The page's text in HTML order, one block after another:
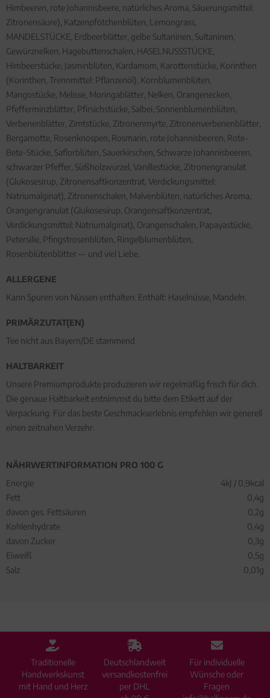
Himbeeren, rote Johannisbeere, natürliches Aroma, Säuerungsmittel:
Zitronensäure), Katzenpfötchenblüten, Lemongrass,
MANDELSTÜCKE, Erdbeerblätter, gelbe Sultaninen, Sultaninen,
Gewürznelken, Hagebuttenschalen, HASELNUSSSTÜCKE,
Himbeerstücke, Jasminblüten, Kardamom, Karottenstücke, Korinthen
(Korinthen, Trennmittel: Pflanzenöl), Kornblumenblüten,
Mangostücke, Melisse, Moringablätter, Nelken, Orangenecken,
Pfefferminzblätter, Pfirsichstücke, Salbei, Sonnenblumenblüten,
Verbenenblätter, Zimtstücke, Zitronenmyrte, Zitronenverbenenblätter,
Bergamotte, Rosenknospen, Rosmarin, rote Johannisbeeren, Rote-
Bete-Stücke, Saflorblüten, Sauerkirschen, Schwarze Johannisbeeren,
schwarzer Pfeffer, Süßholzwurzel, Vanillestücke, Zitronengranulat
(Glukosesirup, Zitronensaftkonzentrat, Verdickungsmittel:
Natriumalginat), Zitronenschalen, Malvenblüten, natürliches Aroma,
Orangengranulat (Glukosesirup, Orangensaftkonzentrat,
Verdickungsmittel: Natriumalginat), Orangenschalen, Papayastücke,
Petersilie, Pfingstrosenblüten, Ringelblumenblüten,
Rosenblütenblätter — und viel Liebe.
ALLERGENE
Kann Spuren von Nüssen enthalten. Enthält: Haselnüsse, Mandeln.
PRIMÄRZUTAT(EN)
Tee nicht aus Bayern/DE stammend
HALTBARKEIT
Unsere Premiumprodukte produzieren wir regelmäßig frisch für dich.
Die genaue Haltbarkeit entnimmst du bitte dem Etikett auf der
Verpackung. Für das beste Geschmackserlebnis empfehlen wir generell
einen zeitnahen Verzehr.
NÄHRWERTINFORMATION PRO 100 G
Energie
4kJ / 0,9kcal
Fett
0,4g
davon ges. Fettsäuren
0,2g
Kohlenhydrate
0,4g
davon Zucker
0,3g
Eiweiß
0,5g
Salz
0,01g
Traditionelle
Handwerkskunst
mit Hand und Herz
Deutschlandweit
versandkostenfrei
per DHL
Für individuelle
Wünsche oder
Fragen